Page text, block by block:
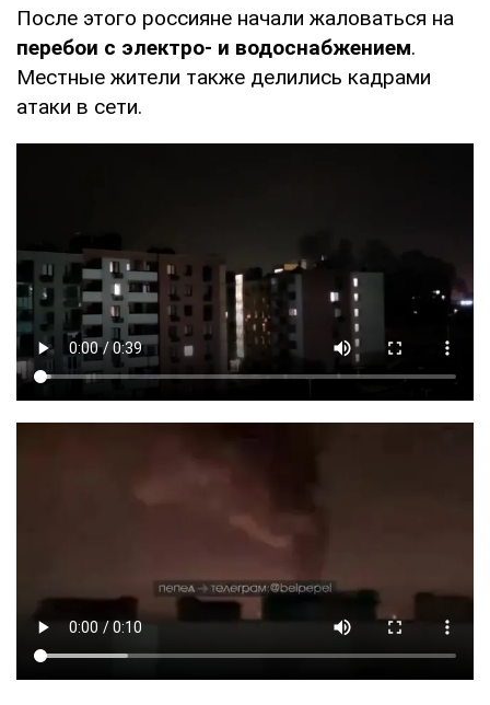
После этого россияне начали жаловаться на
перебои с электро- и водоснабжением.
Местные жители также делились кадрами
атаки в сети.